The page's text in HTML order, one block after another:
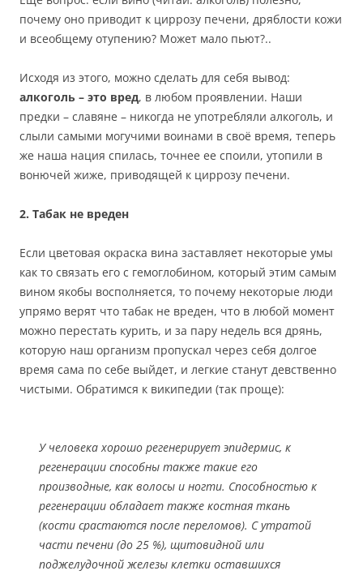
почему оно приводит к циррозу печени, дряблости кожи
и всеобщему отупению? Может мало пьют?..
Исходя из этого, можно сделать для себя вывод:
алкоголь – это вред, в любом проявлении. Наши
предки – славяне – никогда не употребляли алкоголь, и
слыли самыми могучими воинами в своё время, теперь
же наша нация спилась, точнее ее споили, утопили в
вонючей жиже, приводящей к циррозу печени.
2. Табак не вреден
Если цветовая окраска вина заставляет некоторые умы
как то связать его с гемоглобином, который этим самым
вином якобы восполняется, то почему некоторые люди
упрямо верят что табак не вреден, что в любой момент
можно перестать курить, и за пару недель вся дрянь,
которую наш организм пропускал через себя долгое
время сама по себе выйдет, и легкие станут девственно
чистыми. Обратимся к википедии (так проще):
У человека хорошо регенерирует эпидермис, к
регенерации способны также такие его
производные, как волосы и ногти. Способностью к
регенерации обладает также костная ткань
(кости срастаются после переломов). С утратой
части печени (до 25 %), щитовидной или
поджелудочной железы клетки оставшихся